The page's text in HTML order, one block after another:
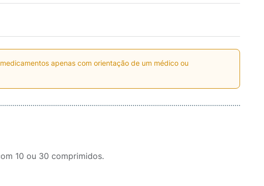
apenas com orientação de um médico ou
10 ou 30 comprimidos.